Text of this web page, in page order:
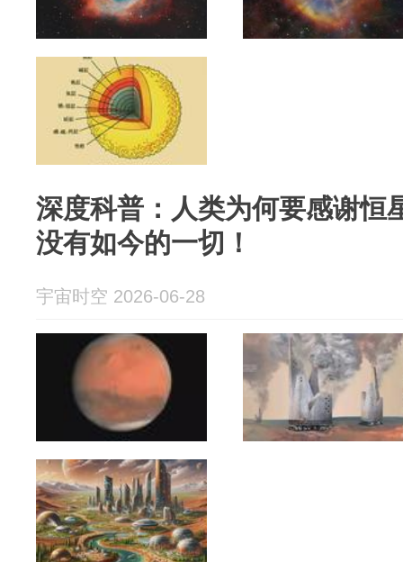
深度科普：人类为何要感谢恒
没有如今的一切！
宇宙时空 2026-06-28